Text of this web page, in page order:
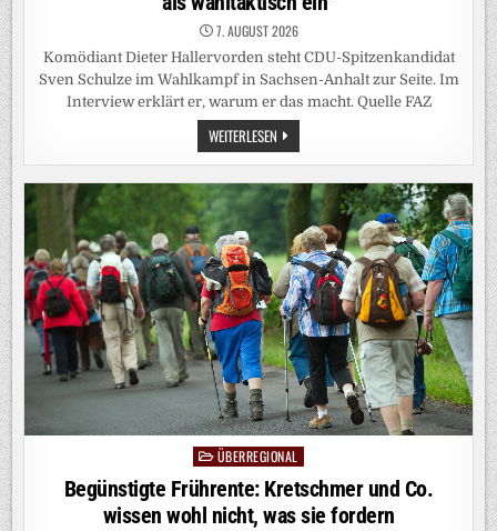
7. AUGUST 2026
Komödiant Dieter Hallervorden steht CDU-Spitzenkandidat
Sven Schulze im Wahlkampf in Sachsen-Anhalt zur Seite. Im
Interview erklärt er, warum er das macht. Quelle FAZ
WEITERLESEN DIETER
HALLERVORDEN:
„ICH
ORDNE
MEINE
AKTIVITÄT
ALS
WAHLTAKTISCH
EIN“
Posted
in
ÜBERREGIONAL
Begünstigte Frührente: Kretschmer und Co.
wissen wohl nicht, was sie fordern